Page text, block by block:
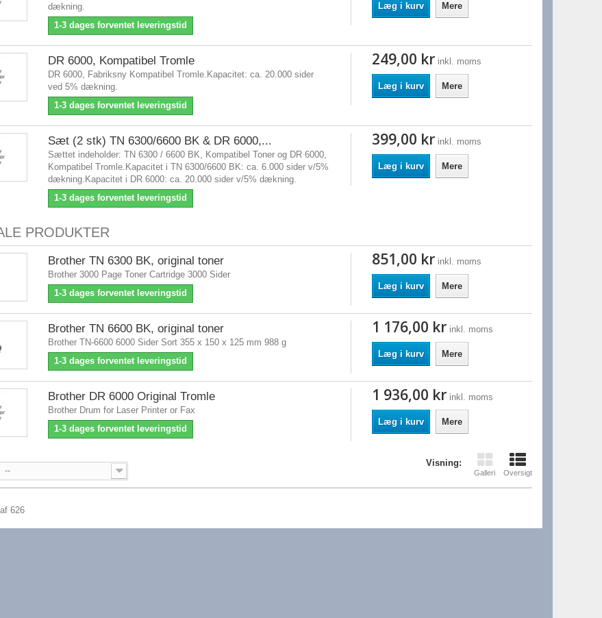
dækning.
1-3 dages forventet leveringstid
Læg i kurv Mere
DR 6000, Kompatibel Tromle
DR 6000, Fabriksny Kompatibel Tromle.Kapacitet: ca. 20.000 sider
ved 5% dækning.
1-3 dages forventet leveringstid
249,00 kr inkl. moms
Læg i kurv Mere
Sæt (2 stk) TN 6300/6600 BK & DR 6000,...
Sættet indeholder: TN 6300 / 6600 BK, Kompatibel Toner og DR 6000,
Kompatibel Tromle.Kapacitet i TN 6300/6600 BK: ca. 6.000 sider v/5%
dækning.Kapacitet i DR 6000: ca. 20.000 sider v/5% dækning.
1-3 dages forventet leveringstid
399,00 kr inkl. moms
Læg i kurv Mere
PRODUKTER
Brother TN 6300 BK, original toner
Brother 3000 Page Toner Cartridge 3000 Sider
1-3 dages forventet leveringstid
851,00 kr inkl. moms
Læg i kurv Mere
Brother TN 6600 BK, original toner
Brother TN-6600 6000 Sider Sort 355 x 150 x 125 mm 988 g
1-3 dages forventet leveringstid
1 176,00 kr inkl. moms
Læg i kurv Mere
Brother DR 6000 Original Tromle
Brother Drum for Laser Printer or Fax
1-3 dages forventet leveringstid
1 936,00 kr inkl. moms
Læg i kurv Mere
Visning:
Galleri Oversigt
--
626